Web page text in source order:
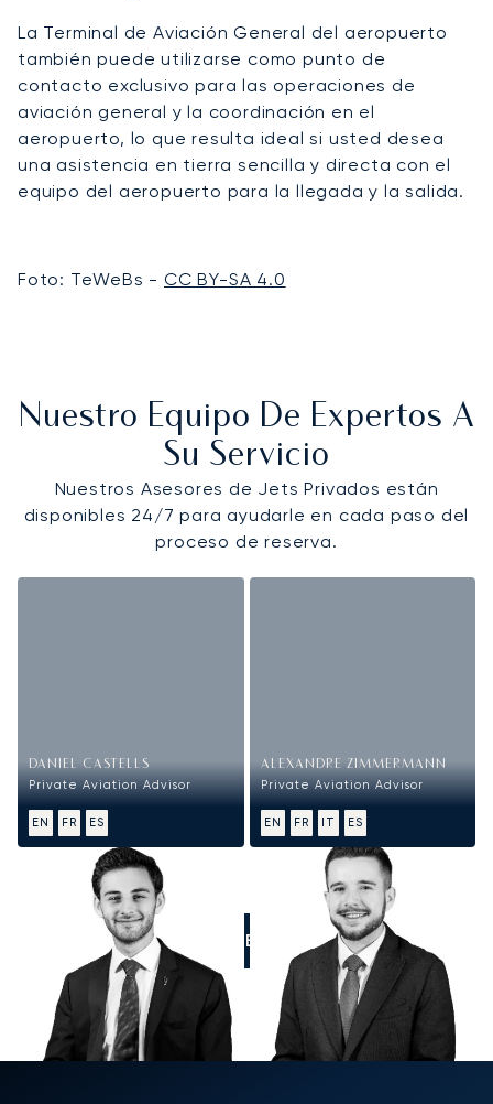
La Terminal de Aviación General del aeropuerto
también puede utilizarse como punto de
contacto exclusivo para las operaciones de
aviación general y la coordinación en el
aeropuerto, lo que resulta ideal si usted desea
una asistencia en tierra sencilla y directa con el
equipo del aeropuerto para la llegada y la salida.
Foto: TeWeBs -CC BY-SA 4.0
Nuestro Equipo De Expertos A
Su Servicio
Nuestros Asesores de Jets Privados están
disponibles 24/7 para ayudarle en cada paso del
proceso de reserva.
DANIEL CASTELLS
Private Aviation Advisor
EN FR ES
ALEXANDRE ZIMMERMANN
Private Aviation Advisor
EN FR IT ES
LLÁMENOS